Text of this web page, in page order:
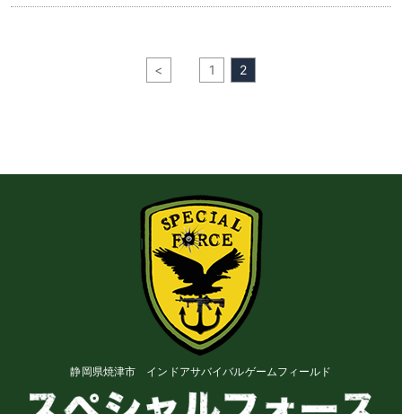
< 1 2
静岡県焼津市 インドアサバイバルゲームフィールド